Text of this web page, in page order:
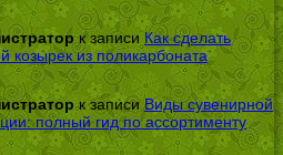
к записи Как сделать
козырек из поликарбоната
к записиВиды сувенирной
полный гид по ассортименту